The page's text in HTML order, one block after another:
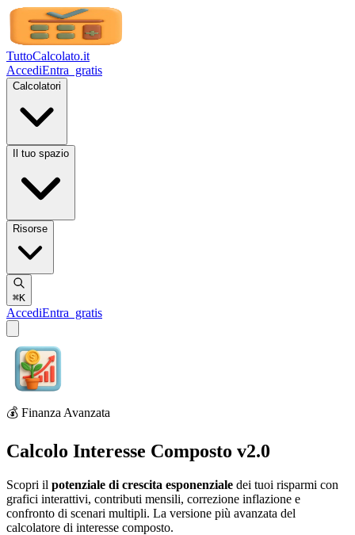
TuttoCalcolato.it
AccediEntra gratis
Calcolatori
Il tuo spazio
Risorse
⌘K
AccediEntra gratis
💰 Finanza Avanzata
Calcolo Interesse Composto v2.0
Scopri il potenziale di crescita esponenziale dei tuoi risparmi con
grafici interattivi, contributi mensili, correzione inflazione e
confronto di scenari multipli. La versione più avanzata del
calcolatore di interesse composto.